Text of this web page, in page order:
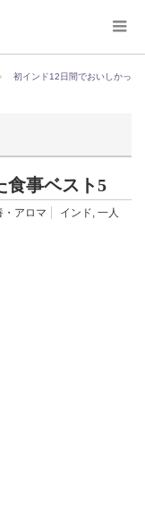
初インド12日間でおいしかっ
食事ベスト5
・アロマ インド, 一人